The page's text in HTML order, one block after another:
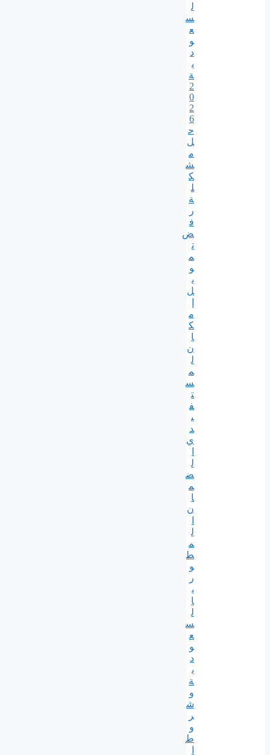
ل
س
ع
و
د
ي
ة
2
0
2
6
ح
ل
م
ش
ك
ل
ة
ر
ف
ض
ت
م
و
ي
ل
م
ك
ا
ن
ل
م
س
ت
ف
ي
د
ي
ل
ض
م
ا
ن
ل
م
ط
و
ر
ب
ا
ل
س
ع
و
د
ي
ة
و
ش
ر
و
ط